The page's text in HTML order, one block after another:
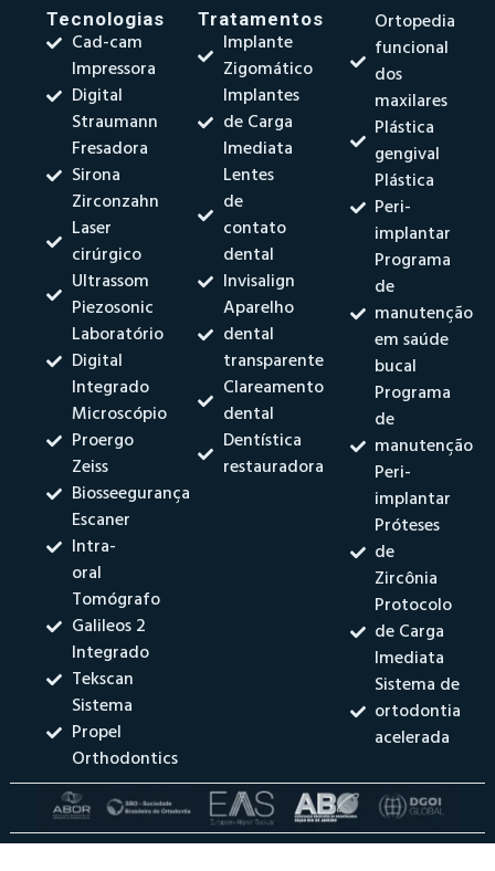
Tecnologias
Cad-cam
Impressora
Digital
Straumann
Fresadora
Sirona
Zirconzahn
Laser
cirúrgico
Ultrassom
Piezosonic
Laboratório
Digital
Integrado
Microscópio
Proergo
Zeiss
Biosseegurança
Escaner
Intra-
oral
Tomógrafo
Galileos 2
Integrado
Tekscan
Sistema
Propel
Orthodontics
Tratamentos
Implante
Zigomático
Implantes
de Carga
Imediata
Lentes
de
contato
dental
Invisalign
Aparelho
dental
transparente
Clareamento
dental
Dentística
restauradora
Ortopedia
funcional
dos
maxilares
Plástica
gengival
Plástica
Peri-
implantar
Programa
de
manutenção
em saúde
bucal
Programa
de
manutenção
Peri-
implantar
Próteses
de
Zircônia
Protocolo
de Carga
Imediata
Sistema de
ortodontia
acelerada